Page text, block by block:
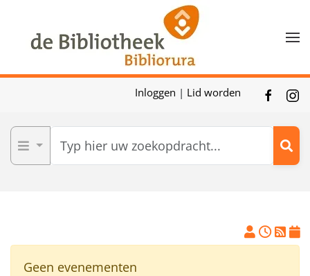
Skip to main content
Inloggen | Lid worden
Geen evenementen